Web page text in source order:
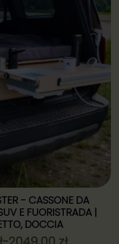
- CASSONE DA
E FUORISTRADA |
DOCCIA